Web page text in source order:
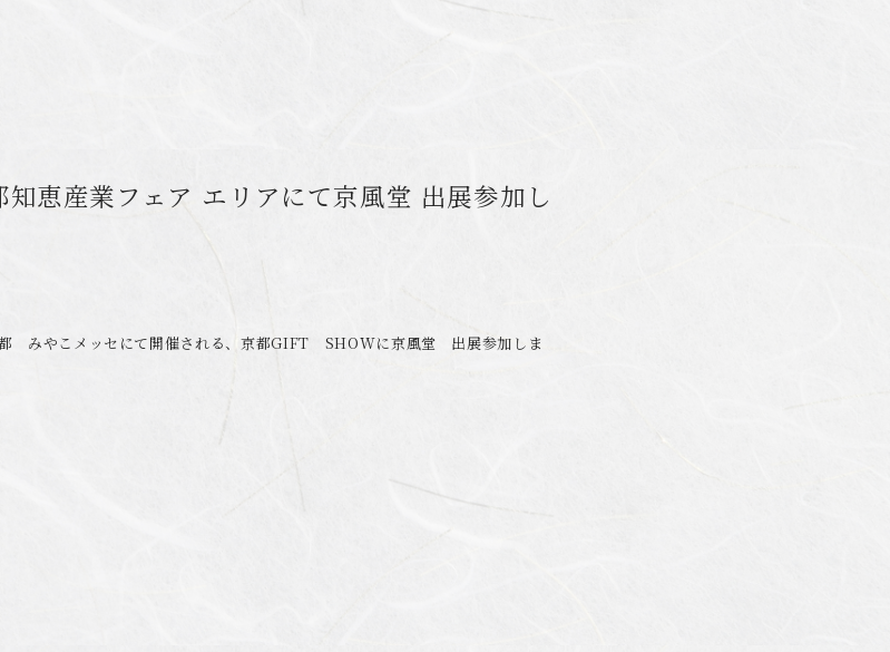
恵産業フェア エリアにて京風堂 出展参加し
みやこメッセにて開催される、京都GIFT SHOWに京風堂 出展参加しま